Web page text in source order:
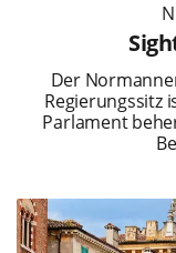
Der
Regierungssitz
Parlament